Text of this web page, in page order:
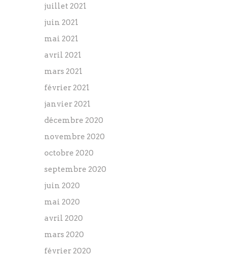
juillet 2021
juin 2021
mai 2021
avril 2021
mars 2021
février 2021
janvier 2021
décembre 2020
novembre 2020
octobre 2020
septembre 2020
juin 2020
mai 2020
avril 2020
mars 2020
février 2020